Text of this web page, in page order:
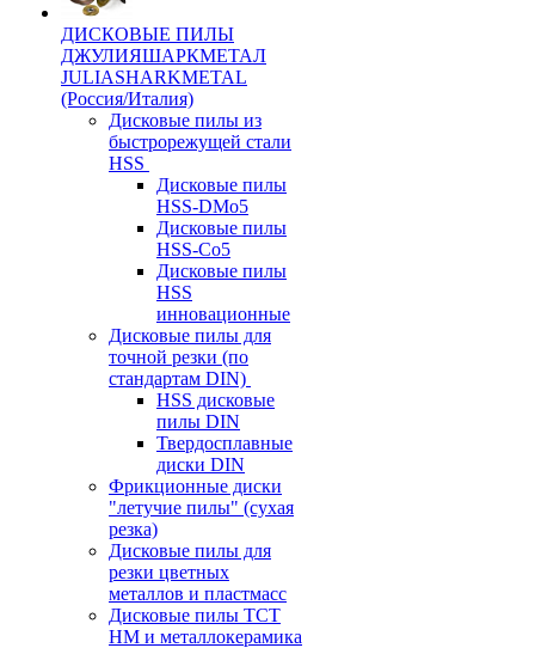
ДИСКОВЫЕ ПИЛЫ
ДЖУЛИЯШАРКМЕТАЛ
JULIASHARKMETAL
(Россия/Италия)
Дисковые пилы из
быстрорежущей стали
HSS
Дисковые пилы
HSS-DMo5
Дисковые пилы
HSS-Co5
Дисковые пилы
HSS
инновационные
Дисковые пилы для
точной резки (по
стандартам DIN)
HSS дисковые
пилы DIN
Твердосплавные
диски DIN
Фрикционные диски
"летучие пилы" (сухая
резка)
Дисковые пилы для
резки цветных
металлов и пластмасс
Дисковые пилы ТСТ
НМ и металлокерамика